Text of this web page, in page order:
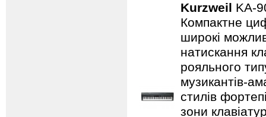
Kurzweil KA-
Компактне
широкі
натискання
рояльного
музикантів-
стилів
зони